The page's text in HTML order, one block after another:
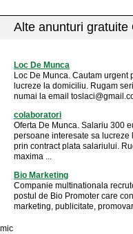
Alte anunturi gratuite
Loc De Munca
Loc De Munca. Cautam urgent
lucreze la domiciliu. Rugam
numai la email
colaboratori
Oferta De Munca. Salariu 300
persoane interesate sa lucreze
prin contract plata salariului.
maxima ...
Bio Marketing
Companie multinationala
postul de Bio Promoter care
marketing, publicitate,
mic